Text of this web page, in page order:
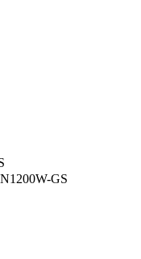
GS